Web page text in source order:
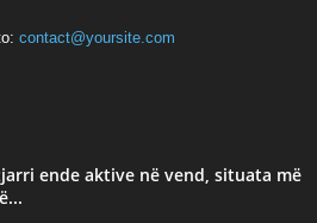
contact@yoursite.com
ende aktive në vend, situata më